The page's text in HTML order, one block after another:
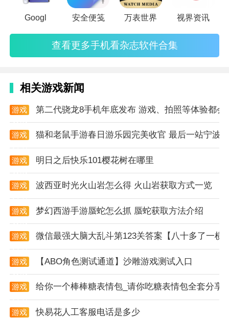
Googl 安全便笺 万表世界 视界资讯
查看更多手机看杂志软件合集
相关游戏新闻
游戏
第二代骁龙8手机年底发布 游戏、拍照等体验都会
游戏
猫和老鼠手游春日游乐园完美收官 最后一站宁波
游戏
明日之后快乐101樱花树在哪里
游戏
波西亚时光火山岩怎么得 火山岩获取方式一览
游戏
梦幻西游手游蜃蛇怎么抓 蜃蛇获取方法介绍
游戏
微信最强大脑大乱斗第123关答案【八十多了一横
游戏
【ABO角色测试通道】沙雕游戏测试入口
游戏
给你一个棒棒糖表情包_请你吃糖表情包全套分享
游戏
快易花人工客服电话是多少